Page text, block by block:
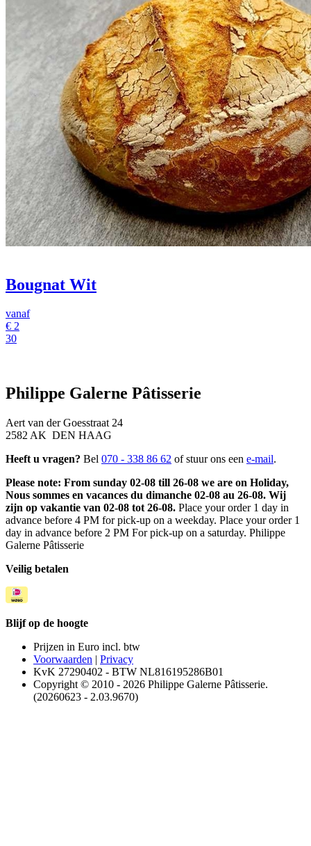
Bougnat Wit
vanaf
€ 2
30
Philippe Galerne Pâtisserie
Aert van der Goesstraat 24
2582 AK DEN HAAG
Heeft u vragen? Bel 070 - 338 86 62 of stuur ons een e-mail.
Please note: From sunday 02-08 till 26-08 we are on Holiday,
Nous sommes en vacances du dimanche 02-08 au 26-08. Wij
zijn op vakantie van 02-08 tot 26-08. Place your order 1 day in
advance before 4 PM for pick-up on a weekday. Place your order 1
day in advance before 2 PM For pick-up on a saturday. Philippe
Galerne Pâtisserie
Veilig betalen
Blijf op de hoogte
Prijzen in Euro incl. btw
Voorwaarden | Privacy
KvK 27290402 - BTW NL816195286B01
Copyright © 2010 - 2026 Philippe Galerne Pâtisserie.
(20260623 - 2.03.9670)